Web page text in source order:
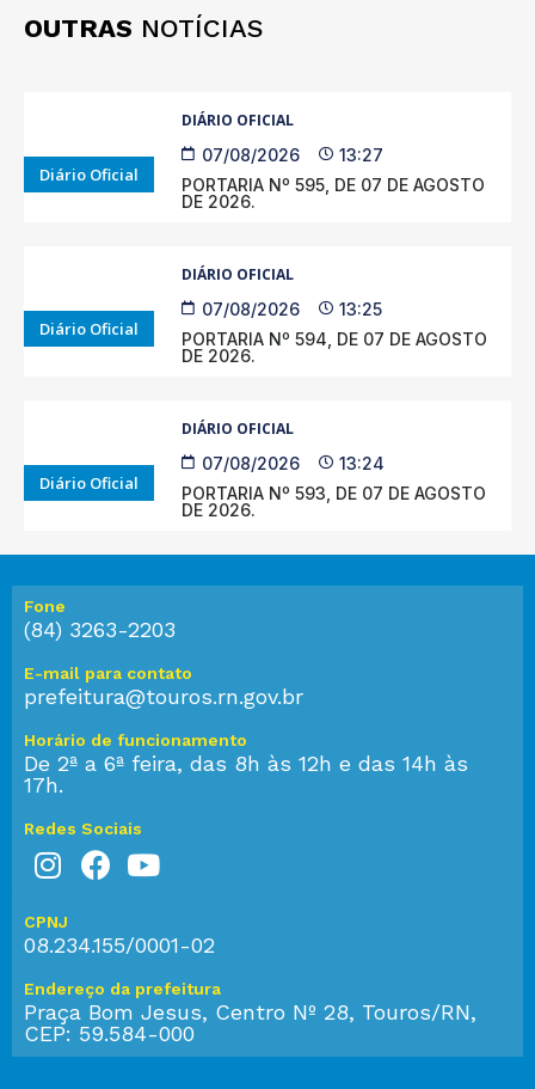
OUTRAS NOTÍCIAS
Diário Oficial
DIÁRIO OFICIAL
07/08/2026
13:27
PORTARIA Nº 595, DE 07 DE AGOSTO
DE 2026.
Diário Oficial
DIÁRIO OFICIAL
07/08/2026
13:25
PORTARIA Nº 594, DE 07 DE AGOSTO
DE 2026.
Diário Oficial
DIÁRIO OFICIAL
07/08/2026
13:24
PORTARIA Nº 593, DE 07 DE AGOSTO
DE 2026.
Fone
(84) 3263-2203
E-mail para contato
prefeitura@touros.rn.gov.br
Horário de funcionamento
De 2ª a 6ª feira, das 8h às 12h e das 14h às
17h.
Redes Sociais
CPNJ
08.234.155/0001-02
Endereço da prefeitura
Praça Bom Jesus, Centro Nº 28, Touros/RN,
CEP: 59.584-000